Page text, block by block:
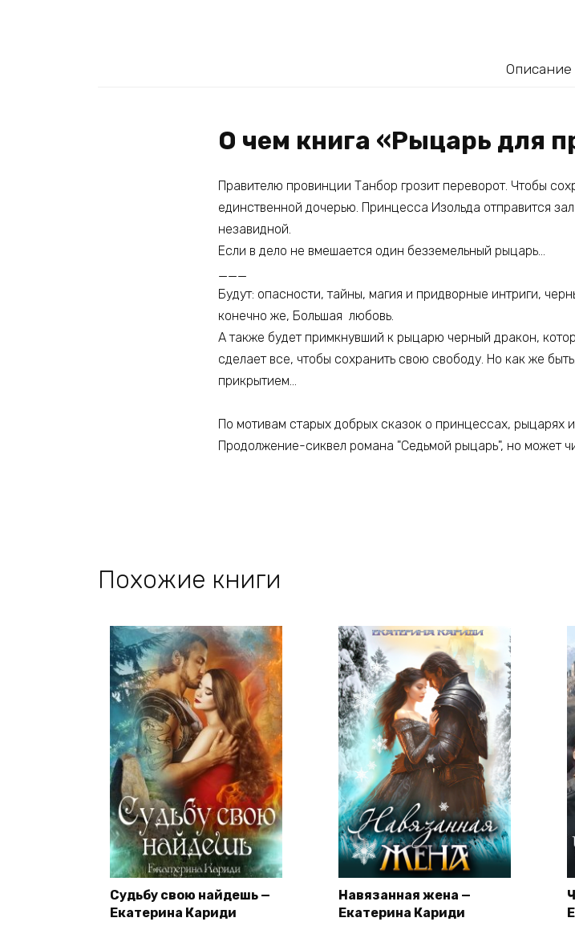
Описание
О чем книга «Рыцарь для
Правителю провинции Танбор грозит переворот. Чтобы
единственной дочерью. Принцесса Изольда отправится
незавидной.
Если в дело не вмешается один безземельный рыцарь…
___
Будут: опасности, тайны, магия и придворные интриги,
конечно же, Большая любовь.
А также будет примкнувший к рыцарю черный дракон,
сделает все, чтобы сохранить свою свободу. Но как же
прикрытием…
По мотивам старых добрых сказок о принцессах, рыцарях
Продолжение-сиквел романа "Седьмой рыцарь", но может
Похожие книги
Судьбу свою найдешь —
Екатерина Кариди
Навязанная жена —
Екатерина Кариди